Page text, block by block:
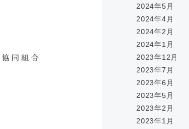
2024年5月
2024年4月
2024年2月
2024年1月
2023年12月
2023年7月
2023年6月
2023年5月
2023年2月
2023年1月